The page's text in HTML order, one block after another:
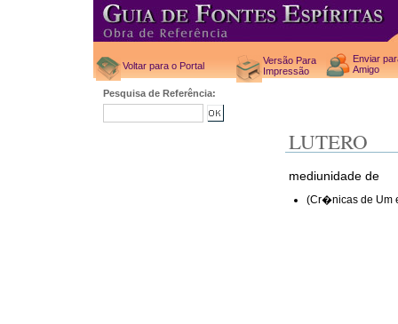
Voltar para o Portal
Versão Para
Impressão
Enviar
Amigo
Pesquisa de Referência:
LUTERO
mediunidade de
(Cr�nicas de Um